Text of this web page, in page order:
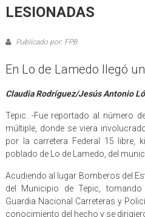
LESIONADAS
Publicado por: FPB
En Lo de Lamedo llegó
Claudia Rodríguez/Jesús Antonio
Tepic. -Fue reportado al número
múltiple, donde se viera
por la carretera Federal 15 libre,
poblado de Lo de Lamedo, del
Acudiendo al lugar Bomberos del
del Municipio de Tepic,
Guardia Nacional Carreteras y
conocimiento del hecho y se